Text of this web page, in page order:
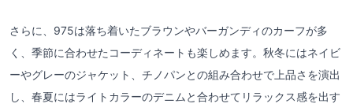
さらに、975は落ち着いたブラウンやバーガンディのカーフが多
く、季節に合わせたコーディネートも楽しめます。秋冬にはネイビ
ーやグレーのジャケット、チノパンとの組み合わせで上品さを演出
し、春夏にはライトカラーのデニムと合わせてリラックス感を出す